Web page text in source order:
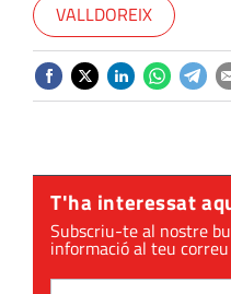
VALLDOREIX
T'ha interessat
Subscriu-te al nostre
informació al teu